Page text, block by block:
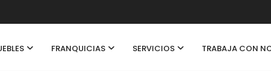
FRANQUICIAS SERVICIOS TRABAJA CON